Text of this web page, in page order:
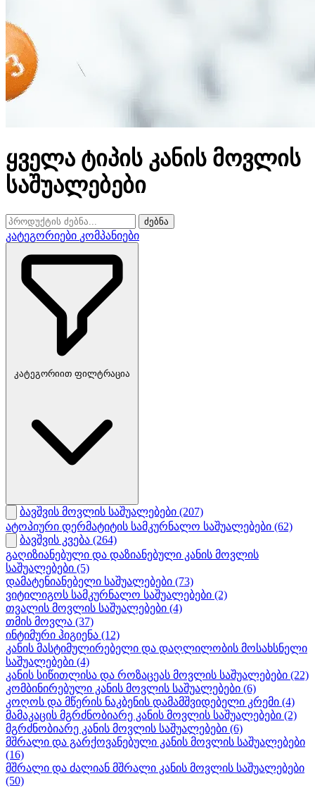
ყველა ტიპის კანის მოვლის
საშუალებები
ძებნა
კატეგორიები კომპანიები
კატეგორიით ფილტრაცია
ბავშვის მოვლის საშუალებები (207)
ატოპიური დერმატიტის სამკურნალო საშუალებები (62)
ბავშვის კვება (264)
გაღიზიანებული და დაზიანებული კანის მოვლის
საშუალებები (5)
დამატენიანებელი საშუალებები (73)
ვიტილიგოს სამკურნალო საშუალებები (2)
თვალის მოვლის საშუალებები (4)
თმის მოვლა (37)
ინტიმური ჰიგიენა (12)
კანის მასტიმულირებელი და დაღლილობის მოსახსნელი
საშუალებები (4)
კანის სიწითლისა და როზაცეას მოვლის საშუალებები (22)
კომბინირებული კანის მოვლის საშუალებები (6)
კოღოს და მწერის ნაკბენის დამამშვიდებელი კრემი (4)
მამაკაცის მგრძნობიარე კანის მოვლის საშუალებები (2)
მგრძნობიარე კანის მოვლის საშუალებები (6)
მშრალი და გარქოვანებული კანის მოვლის საშუალებები
(16)
მშრალი და ძალიან მშრალი კანის მოვლის საშუალებები
(50)